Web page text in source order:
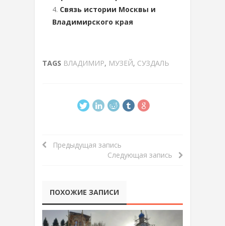
Связь истории Москвы и
Владимирского края
TAGS ВЛАДИМИР, МУЗЕЙ, СУЗДАЛЬ
Предыдущая запись
Следующая запись
ПОХОЖИЕ ЗАПИСИ